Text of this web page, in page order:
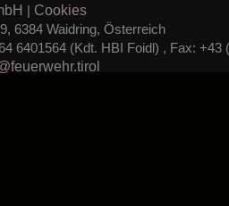
| Cookies
6384 Waidring, Österreich
6401564 (Kdt. HBI Foidl) , Fax: +43